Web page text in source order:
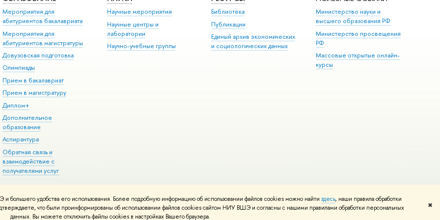
удобства его использования. Более подробную информацию об использовании файлов cookies можно найти здесь, наши правила обработки
что были проинформированы об использовании файлов cookies сайтом НИУ ВШЭ и согласны с нашими правилами обработки персональных
данных. Вы можете отключить файлы cookies в настройках Вашего браузера.
✖
Мероприятия для
абитуриентов бакалавриата
Мероприятия для
абитуриентов магистратуры
Довузовская подготовка
Олимпиады
Прием в бакалавриат
Прием в магистратуру
Диплом+
Дополнительное
образование
Аспирантура
Обратная связь и
взаимодействие с
получателями услуг
Научные мероприятия
Научные центры и
лаборатории
Научно-учебные группы
Библиотека
Публикации
Единый архив экономических
и социологических данных
Министерство науки и
высшего образования РФ
Министерство просвещения
РФ
Массовые открытые онлайн-
курсы
Редактору
Условия использования материалов Политика конфиденциальности Карта сайта
вШколе дизайна НИУ ВШЭ